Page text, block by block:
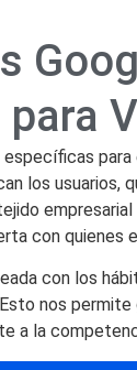
para
específicas
los usuarios,
con quienes
con los
nos
a la